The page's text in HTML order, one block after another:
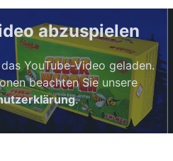
abzuspielen
YouTube-Video geladen.
beachten Sie unsere
.